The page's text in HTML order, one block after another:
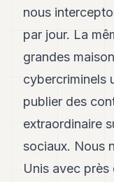
nous
par jour. La
grandes
cybercriminels
publier des
extraordinaire
sociaux. Nous
Unis avec